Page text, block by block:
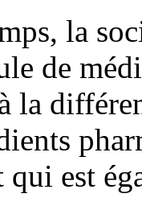
la
de
la
qui est